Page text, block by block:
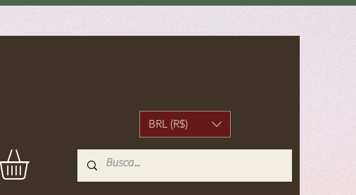
BRL (R$)